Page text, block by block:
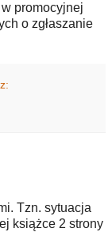
promocyjnej
o zgłaszanie
Tzn. sytuacja
książce 2 strony